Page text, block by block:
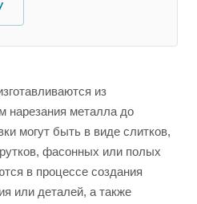
из
нарезания металла до
могут быть в виде слитков,
фасонных или полых
в процессе создания
или деталей, а также